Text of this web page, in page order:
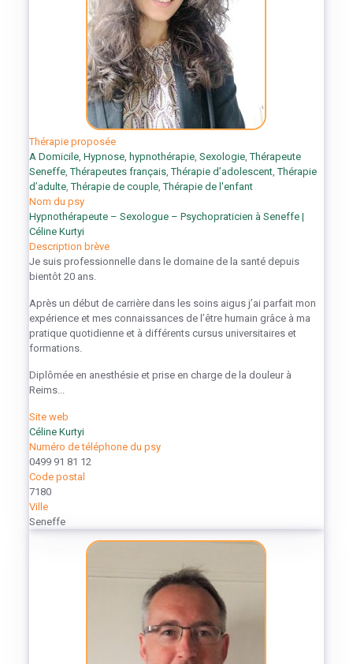
Nom du psy
Hypnothérapeute – Sexologue – Psychopraticien à Seneffe |
Céline Kurtyi
Thérapie proposée
A Domicile, Hypnose, hypnothérapie, Sexologie,Thérapeute
Seneffe,Thérapeutes français,Thérapie d’adolescent,Thérapie
d’adulte,Thérapie de couple,Thérapie de l'enfant
Description brève
Je suis professionnelle dans le domaine de la santé depuis
bientôt 20 ans.
Après un début de carrière dans les soins aigus j’ai parfait mon
expérience et mes connaissances de l’être humain grâce à ma
pratique quotidienne et à différents cursus universitaires et
formations.
Diplômée en anesthésie et prise en charge de la douleur à
Reims...
Site web
Céline Kurtyi
Numéro de téléphone du psy
0499 91 81 12
Code postal
7180
Ville
Seneffe